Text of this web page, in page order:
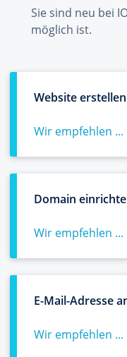
Sie sind neu bei
möglich ist.
Website erstellen
Wir empfehlen ...
Domain
Wir empfehlen ...
E-Mail-Adresse
Wir empfehlen ...